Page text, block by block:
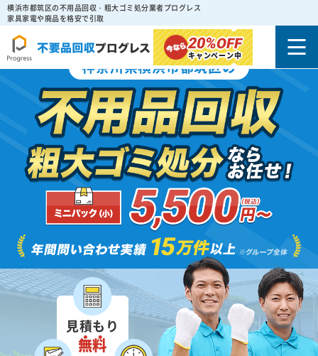
横浜市都筑区の不用品回収・粗大ゴミ処分業者プログレス
家具家電や廃品を格安で引取
20%OFF
キャンペーン中
神奈川県横浜市都筑区の
見積もり
無料